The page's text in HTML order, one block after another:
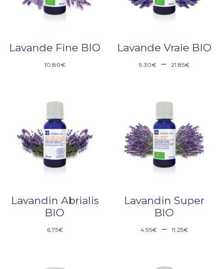
Lavande Fine BIO
10.80€
Lavande Vraie BIO
9.30€ – 21.85€
Lavandin Abrialis
BIO
6.75€
Lavandin Super
BIO
4.95€ – 11.25€